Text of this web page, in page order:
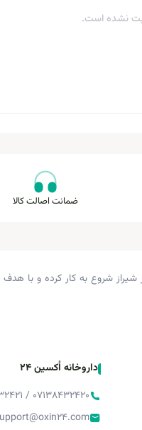
نشده است.
ضمانت اصالت کالا
زرگری (داروخانه اکسین) از اواخر مرداد ماه ۱۳۹۸ در
داروخانه اُکسین 24
۰۷۱۳۸۴۳۲۴۲۰ / ۰۷۱۳۸۴۳۲۴۲۱ / ۰۷۱۳۸۴۳۲۴۲۲